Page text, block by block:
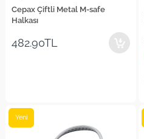
Cepax Çiftli Metal M-safe
Halkası
482.90TL
Yeni